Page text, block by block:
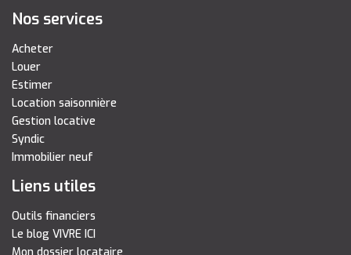
Nos services
Acheter
Louer
Estimer
Location saisonnière
Gestion locative
Syndic
Immobilier neuf
Liens utiles
Outils financiers
Le blog VIVRE ICI